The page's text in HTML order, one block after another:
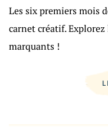
Les six premiers mois
carnet créatif.
marquants !